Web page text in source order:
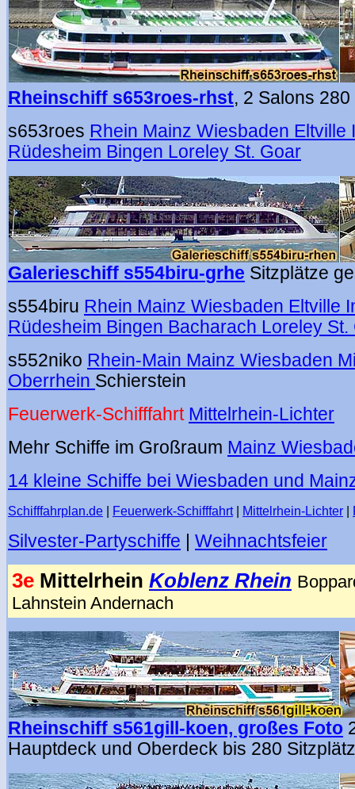
Rheinschiff s653roes-rhst, 2 Salons
s653roes Rhein Mainz Wiesbaden Eltville
Rüdesheim Bingen Loreley St. Goar
Galerieschiff s554biru-grhe Sitzplätze
s554biru Rhein Mainz Wiesbaden Eltville
Rüdesheim Bingen Bacharach Loreley St.
s552niko Rhein-Main Mainz Wiesbaden
Oberrhein Schierstein
Feuerwerk-Schifffahrt Mittelrhein-Lichter
Mehr Schiffe im Großraum Mainz
14 kleine Schiffe bei Wiesbaden und
Schifffahrplan.de Feuerwerk-Schifffahrt| Mittelrhein-Lichter
Silvester-Partyschiffe Weihnachtsfeier
3e Mittelrhein Koblenz Rhein
Lahnstein Andernach
Rheinschiff s561gill-koen, großes Foto
Hauptdeck und Oberdeck bis 280